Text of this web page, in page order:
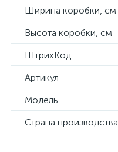
Ширина коробки, см
Высота коробки, см
ШтрихКод
Артикул
Модель
Страна производства